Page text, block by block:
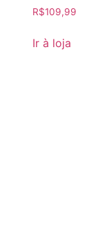
R$109,99
Ir à loja